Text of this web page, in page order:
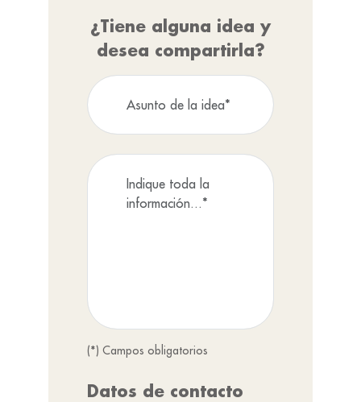
¿Tiene alguna idea y
desea compartirla?
(*) Campos obligatorios
Datos de contacto